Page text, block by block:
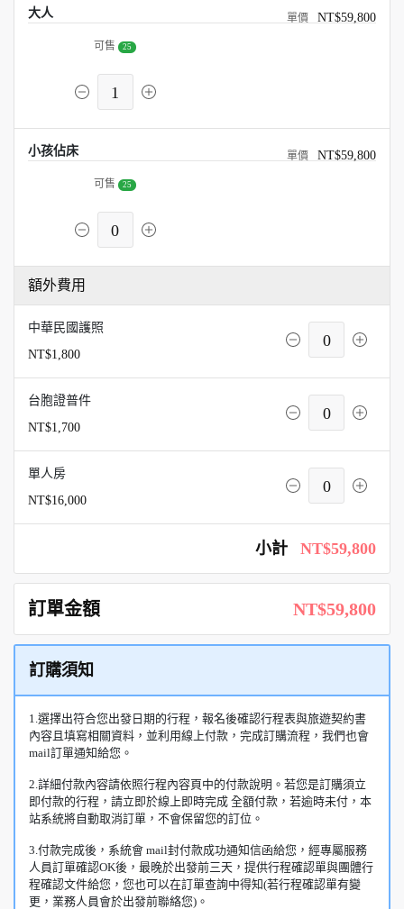
大人 NT$59,800
可售 25
1
小孩佔床 NT$59,800
可售 25
0
額外費用
中華民國護照
NT$1,800
0
台胞證普件
NT$1,700
0
單人房
NT$16,000
0
小計 NT$59,800
訂單金額 NT$59,800
訂購須知
1.選擇出符合您出發日期的行程，報名後確認行程表與旅遊契約書
內容且填寫相關資料，並利用線上付款，完成訂購流程，我們也會
mail訂單通知給您。
2.詳細付款內容請依照行程內容頁中的付款說明。若您是訂購須立
即付款的行程，請立即於線上即時完成 全額付款，若逾時未付，本
站系統將自動取消訂單，不會保留您的訂位。
3.付款完成後，系統會 mail封付款成功通知信函給您，經專屬服務
人員訂單確認OK後，最晚於出發前三天，提供行程確認單與團體行
程確認文件給您，您也可以在訂單查詢中得知(若行程確認單有變
更，業務人員會於出發前聯絡您)。